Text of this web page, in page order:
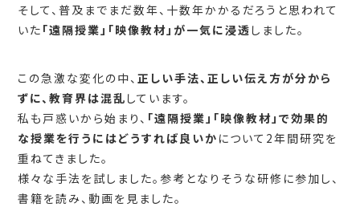
そして、普及までまだ数年、十数年かかるだろうと思われて
いた 「遠隔授業」「映像教材」が一気に浸透 しました。
この急激な変化の中、正しい手法、正しい伝え方が分から
ずに、教育界は混乱 しています。
私も戸惑いから始まり、 「遠隔授業」「映像教材」で効果的
な授業を行うにはどうすれば良いか について2年間研究を
重ねてきました。
様々な手法を試しました。参考となりそうな研修に参加し、
書籍を読み、動画を見ました。